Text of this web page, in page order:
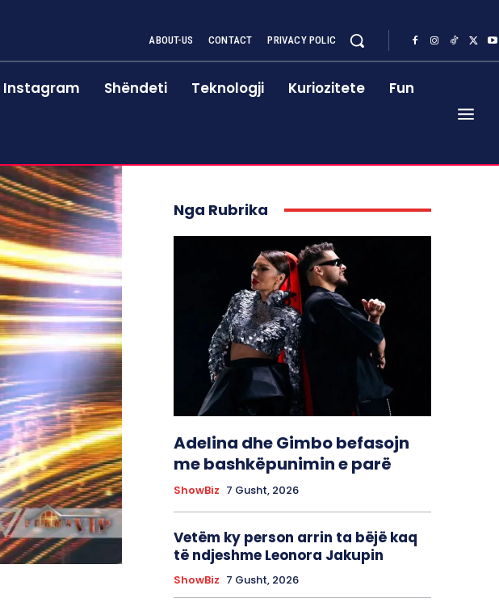
ABOUT-US CONTACT PRIVACY POLIC
Instagram Shëndeti Teknologji Kuriozitete Fun
Nga Rubrika
Adelina dhe Gimbo befasojn
me bashkëpunimin e parë
ShowBiz 7 Gusht, 2026
Vetëm ky person arrin ta bëjë kaq
të ndjeshme Leonora Jakupin
ShowBiz 7 Gusht, 2026